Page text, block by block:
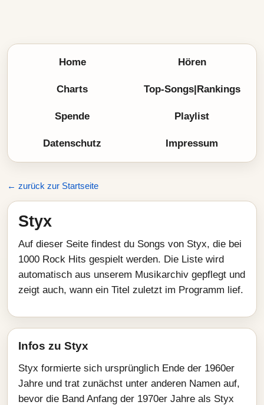
Home Hören
Charts Top-Songs|Rankings
Spende Playlist
Datenschutz Impressum
← zurück zur Startseite
Styx
Auf dieser Seite findest du Songs von Styx, die bei
1000 Rock Hits gespielt werden. Die Liste wird
automatisch aus unserem Musikarchiv gepflegt und
zeigt auch, wann ein Titel zuletzt im Programm lief.
Infos zu Styx
Styx formierte sich ursprünglich Ende der 1960er
Jahre und trat zunächst unter anderen Namen auf,
bevor die Band Anfang der 1970er Jahre als Styx